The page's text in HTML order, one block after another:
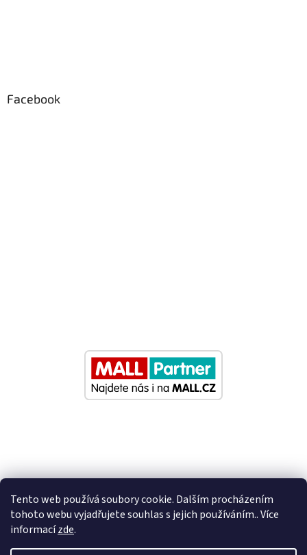
Tento web používá soubory cookie. Dalším procházením
tohoto webu vyjadřujete souhlas s jejich používáním.. Více
informacízde.
Facebook